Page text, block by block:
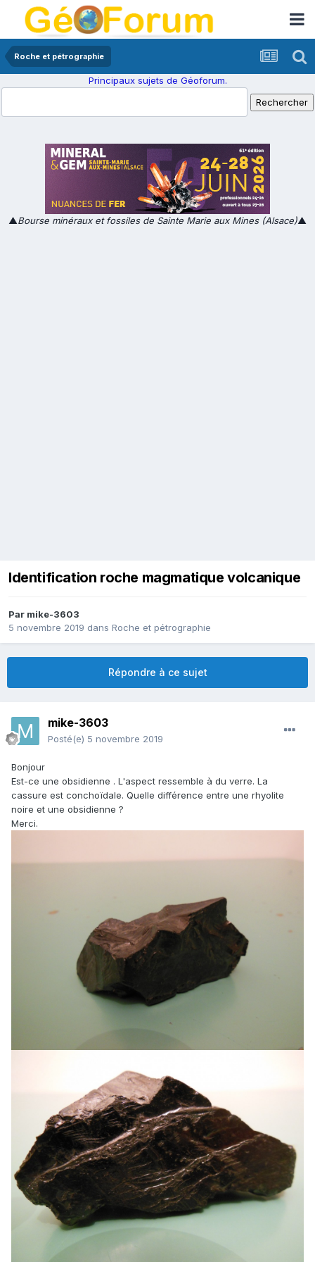
Roche et pétrographie
Principaux sujets de Géoforum.
▲Bourse minéraux et fossiles de Sainte Marie aux Mines (Alsace)▲
Identification roche magmatique volcanique
Par mike-3603
5 novembre 2019 dans Roche et pétrographie
Répondre à ce sujet
mike-3603
Posté(e) 5 novembre 2019
Bonjour
Est-ce une obsidienne . L'aspect ressemble à du verre. La
cassure est conchoïdale. Quelle différence entre une rhyolite
noire et une obsidienne ?
Merci.